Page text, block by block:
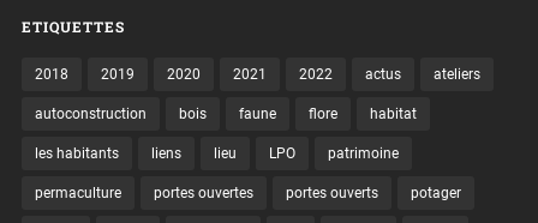
ETIQUETTES
2018 2019 2020 2021 2022 actus ateliers
autoconstruction bois faune flore habitat
les habitants liens lieu LPO patrimoine
permaculture portes ouvertes portes ouverts potager